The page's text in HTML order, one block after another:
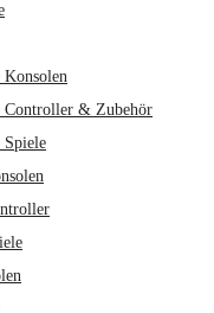
Konsolen
Controller & Zubehör
Spiele